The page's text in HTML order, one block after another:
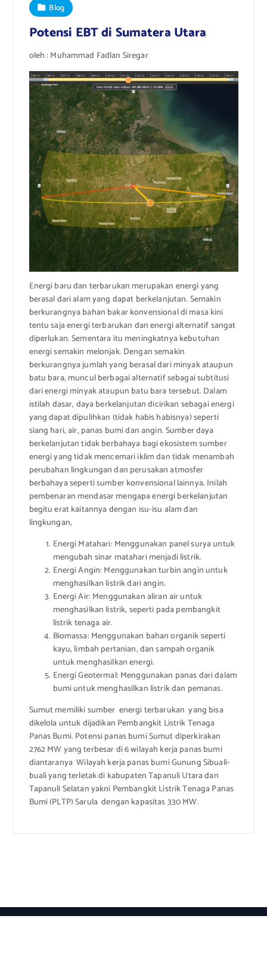
Blog
Potensi EBT di Sumatera Utara
oleh : Muhammad Fadlan Siregar
Energi baru dan terbarukan merupakan energi yang
berasal dari alam yang dapat berkelanjutan. Semakin
berkurangnya bahan bakar konvensional di masa kini
tentu saja energi terbarukan dan energi alternatif sangat
diperlukan. Sementara itu meningkatnya kebutuhan
energi semakin melonjak. Dengan semakin
berkurangnya jumlah yang berasal dari minyak ataupun
batu bara, muncul berbagai alternatif sebagai subtitusi
dari energi minyak ataupun batu bara tersebut. Dalam
istilah dasar, daya berkelanjutan dicirikan sebagai energi
yang dapat dipulihkan (tidak habis habisnya) seperti
siang hari, air, panas bumi dan angin. Sumber daya
berkelanjutan tidak berbahaya bagi ekosistem sumber
energi yang tidak mencemari iklim dan tidak menambah
perubahan lingkungan dan perusakan atmosfer
berbahaya seperti sumber konvensional lainnya. Inilah
pembenaran mendasar mengapa energi berkelanjutan
begitu erat kaitannya dengan isu-isu alam dan
lingkungan,
Energi Matahari: Menggunakan panel surya untuk
mengubah sinar matahari menjadi listrik.
Energi Angin: Menggunakan turbin angin untuk
menghasilkan listrik dari angin.
Energi Air: Menggunakan aliran air untuk
menghasilkan listrik, seperti pada pembangkit
listrik tenaga air.
Biomassa: Menggunakan bahan organik seperti
kayu, limbah pertanian, dan sampah organik
untuk menghasilkan energi.
Energi Geotermal: Menggunakan panas dari dalam
bumi untuk menghasilkan listrik dan pemanas.
Sumut memiliki sumber energi terbarukan yang bisa
dikelola untuk dijadikan Pembangkit Listrik Tenaga
Panas Bumi. Potensi panas bumi Sumut diperkirakan
2762 MW yang terbesar di 6 wilayah kerja panas bumi
diantaranya Wilayah kerja panas bumi Gunung Sibuali-
buali yang terletak di kabupaten Tapanuli Utara dan
Tapanuli Selatan yakni Pembangkit Listrik Tenaga Panas
Bumi (PLTP) Sarula dengan kapasitas 330 MW.